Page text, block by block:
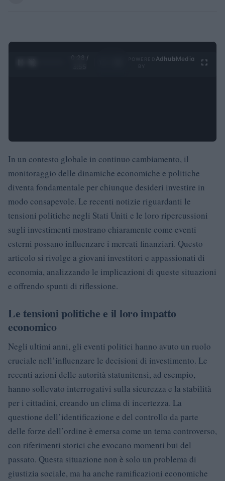
0:28 /
Ad hubMedia
In un contesto globale in continuo cambiamento, il
monitoraggio delle dinamiche economiche e politiche
diventa fondamentale per chiunque desideri investire in
modo consapevole. Le recenti notizie riguardanti le
tensioni politiche negli Stati Uniti e le loro ripercussioni
sugli investimenti mostrano chiaramente come eventi
esterni possano influenzare i mercati finanziari. Questo
articolo si rivolge a giovani investitori e appassionati di
economia, analizzando le implicazioni di queste situazioni
e offrendo spunti di riflessione.
Le tensioni politiche e il loro impatto
economico
Negli ultimi anni, gli eventi politici hanno avuto un ruolo
cruciale nell’influenzare le decisioni di investimento. Le
recenti azioni delle autorità statunitensi, ad esempio,
hanno sollevato interrogativi sulla sicurezza e la stabilità
per i cittadini, creando un clima di incertezza. La
questione dell’identificazione e del controllo da parte
delle forze dell’ordine è emersa come un tema controverso,
con riferimenti storici che evocano momenti bui del
passato. Questa situazione non è solo un problema di
giustizia sociale, ma ha anche ramificazioni economiche